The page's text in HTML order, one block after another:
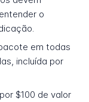
o
em todas
incluída por
$100 de valor